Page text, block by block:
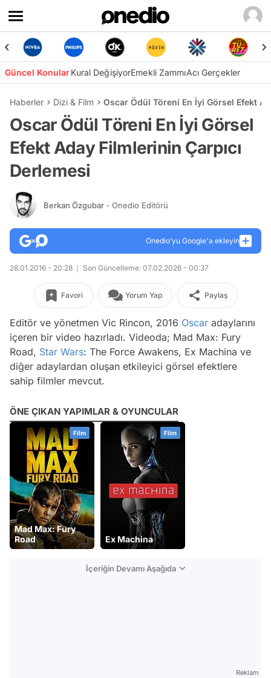
Güncel KonularKural DeğişiyorEmekli ZammıAcı Gerçekler
Haberler Dizi & Film Oscar Ödül Töreni En İyi Görsel Efekt
Oscar Ödül Töreni En İyi Görsel
Efekt Aday Filmlerinin Çarpıcı
Derlemesi
Berkan Özgubar - Onedio Editörü
Onedio’yu Google'a ekleyin
28.01.2016 - 20:28 Son Güncelleme: 07.02.2026 - 00:37
Favori Yorum Yap Paylaş
Editör ve yönetmen Vic Rincon, 2016 Oscar adaylarını
içeren bir video hazırladı. Videoda; Mad Max: Fury
Road, Star Wars: The Force Awakens, Ex Machina ve
diğer adaylardan oluşan etkileyici görsel efektlere
sahip filmler mevcut.
ÖNE ÇIKAN YAPIMLAR & OYUNCULAR
Film
Mad Max: Fury
Road
Film
Ex Machina
İçeriğin Devamı Aşağıda
Reklam